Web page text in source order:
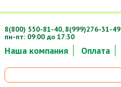
Наша компания Оплата
8(800) 550-81-40, 8(999)276-31-49
пн-пт: 09:00 до 17:30